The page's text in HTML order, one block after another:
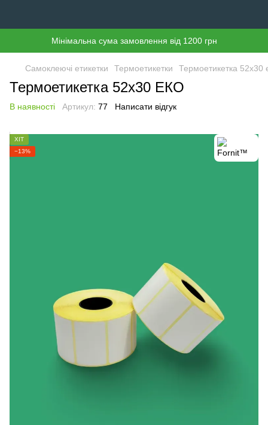
Мінімальна сума замовлення від 1200 грн
Самоклеючі етикетки Термоетикетки Термоетикетка 52х30
Термоетикетка 52х30 ЕКО
В наявності Артикул: 77 Написати відгук
ХІТ
−13%